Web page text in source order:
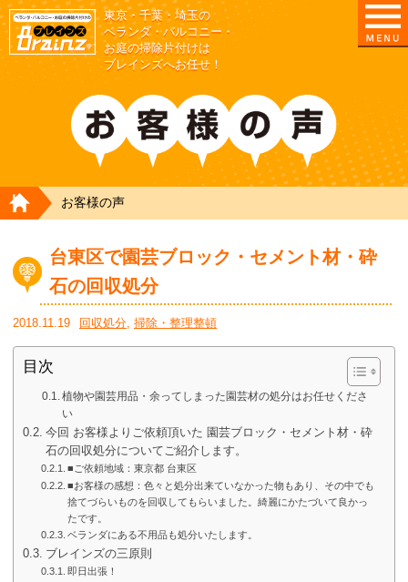
東京/埼玉/千葉/神奈川の ベランダ・庭の清掃片付け
東京・千葉・埼玉の
ベランダ・バルコニー・
お庭の掃除片付けは
ブレインズへお任せ！
HOME
お客様の声
台東区で園芸ブロック・セメント材・砕
石の回収処分
2018.11.19 回収処分, 掃除・整理整頓
目次
植物や園芸用品・余ってしまった園芸材の処分はお任せくださ
い
今回 お客様よりご依頼頂いた 園芸ブロック・セメント材・砕
石の回収処分についてご紹介します。
■ご依頼地域：東京都 台東区
■お客様の感想：色々と処分出来ていなかった物もあり、その中でも
捨てづらいものを回収してもらいました。綺麗にかたづいて良かっ
たです。
ベランダにある不用品も処分いたします。
ブレインズの三原則
即日出張！